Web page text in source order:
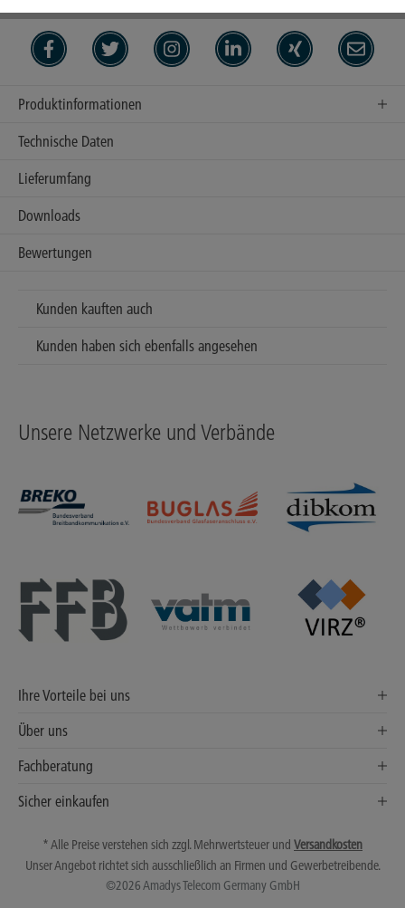
Produktinformationen
Technische Daten
Lieferumfang
Downloads
Bewertungen
Kunden kauften auch
Kunden haben sich ebenfalls angesehen
Unsere Netzwerke und Verbände
Ihre Vorteile bei uns
Über uns
Fachberatung
Sicher einkaufen
* Alle Preise verstehen sich zzgl. Mehrwertsteuer und Versandkosten
Unser Angebot richtet sich ausschließlich an Firmen und Gewerbetreibende.
©2026 Amadys Telecom Germany GmbH